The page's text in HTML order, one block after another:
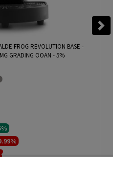
FROG REVOLUTION BASE -
GRADING OOAN - 5%
da